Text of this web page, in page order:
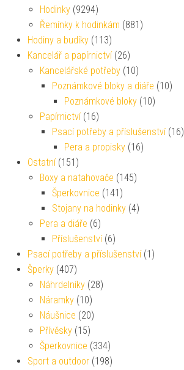
Hodinky (9294)
Řemínky k hodinkám (881)
Hodiny a budíky (113)
Kancelář a papírnictví (26)
Kancelářské potřeby (10)
Poznámkové bloky a diáře (10)
Poznámkové bloky (10)
Papírnictví (16)
Psací potřeby a příslušenství (16)
Pera a propisky (16)
Ostatní (151)
Boxy a natahovače (145)
Šperkovnice (141)
Stojany na hodinky (4)
Pera a diáře (6)
Příslušenství (6)
Psací potřeby a příslušenství (1)
Šperky (407)
Náhrdelníky (28)
Náramky (10)
Náušnice (20)
Přívěsky (15)
Šperkovnice (334)
Sport a outdoor (198)